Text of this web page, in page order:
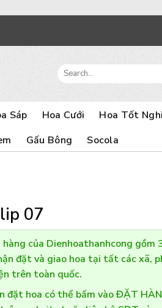
Search
for:
Sáp Hoa Cưới Hoa Tốt
Gấu Bông Socola
07
của Dienhoathanhcong gồm
đặt và giao hoa tại tất các xã,
trên toàn quốc.
đặt hoa có thể bấm vào ĐẶT